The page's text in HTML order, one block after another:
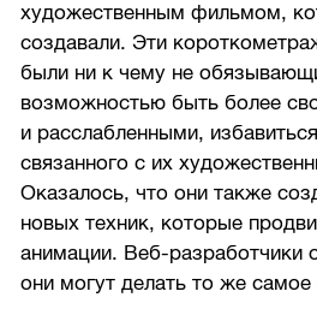
художественным фильмом,
создавали. Эти
были ни к чему не
возможностью быть более
и расслабленными,
связанного с их
Оказалось, что они также
новых техник, которые
анимации. Веб-разработчики
они могут делать то же